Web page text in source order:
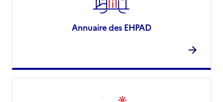
Annuaire des EHPAD